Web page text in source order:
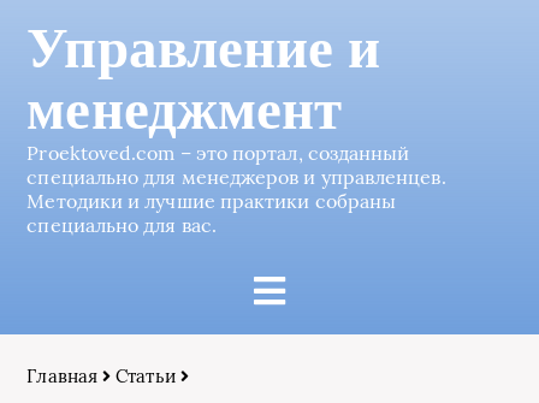
Управление и
менеджмент
Proektoved.com – это портал, созданный
специально для менеджеров и управленцев.
Методики и лучшие практики собраны
специально для вас.
Главная Статьи